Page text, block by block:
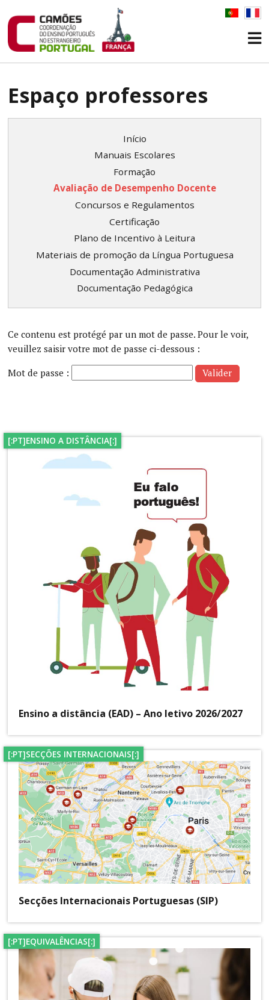
Espaço professores
Início
Manuais Escolares
Formação
Avaliação de Desempenho Docente
Concursos e Regulamentos
Certificação
Plano de Incentivo à Leitura
Materiais de promoção da Língua Portuguesa
Documentação Administrativa
Documentação Pedagógica
Ce contenu est protégé par un mot de passe. Pour le voir,
veuillez saisir votre mot de passe ci-dessous :
Mot de passe :
[:PT]ENSINO A DISTÂNCIA[:]
Ensino a distância (EAD) – Ano letivo 2026/2027
[:PT]SECÇÕES INTERNACIONAIS[:]
Secções Internacionais Portuguesas (SIP)
[:PT]EQUIVALÊNCIAS[:]